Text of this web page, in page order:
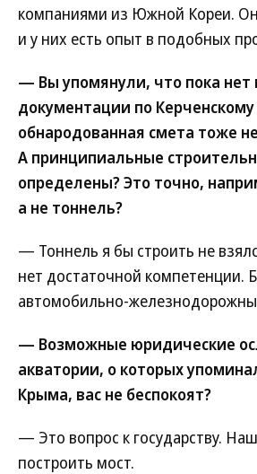
компаниями из Южной Кореи.
и у них есть опыт в подобных
— Вы упомянули, что пока нет
документации по
обнародованная смета тоже
А принципиальные
определены? Это точно,
а не тоннель?
— Тоннель я бы строить не
нет достаточной компетенции.
автомобильно-
— Возможные юридические
акватории, о которых
Крыма, вас не беспокоят?
— Это вопрос к государству.
построить мост.